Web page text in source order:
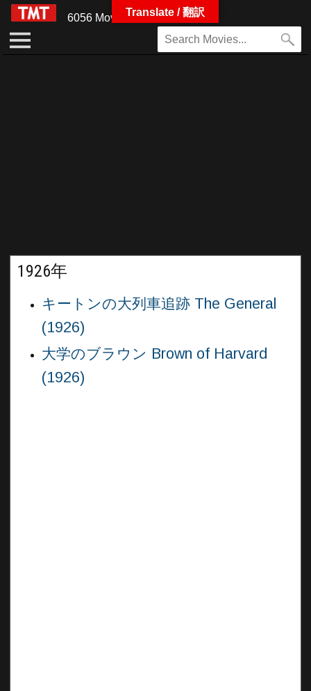
6056 Movies
1926年
キートンの大列車追跡 The General
(1926)
大学のブラウン Brown of Harvard
(1926)
Translate / 翻訳